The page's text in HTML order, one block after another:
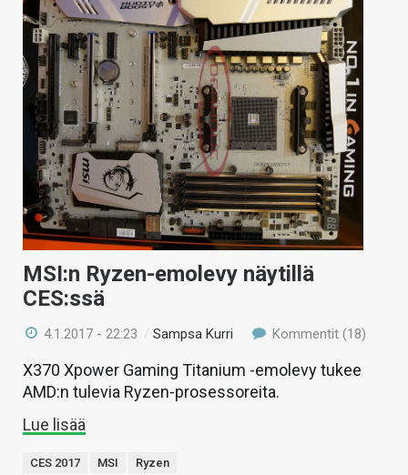
MSI:n Ryzen-emolevy näytillä
CES:ssä
4.1.2017 - 22:23 /Sampsa Kurri Kommentit (18)
X370 Xpower Gaming Titanium -emolevy tukee
AMD:n tulevia Ryzen-prosessoreita.
Lue lisää
CES 2017 MSI Ryzen